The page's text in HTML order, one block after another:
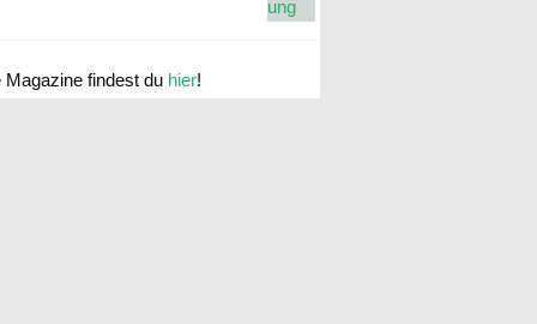
Magazine findest du hier!